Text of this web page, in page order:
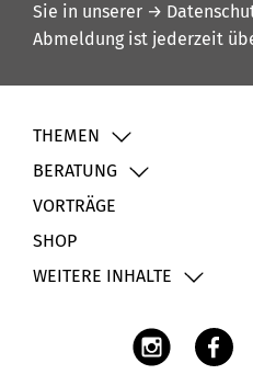
Sie in unserer →
Abmeldung ist jederzeit
THEMEN
BERATUNG
VORTRÄGE
SHOP
WEITERE INHALTE